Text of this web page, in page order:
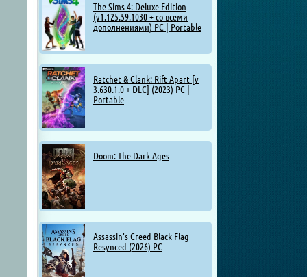
The Sims 4: Deluxe Edition
(v1.125.59.1030 + со всеми
дополнениями) PC | Portable
Ratchet & Clank: Rift Apart [v
3.630.1.0 + DLC] (2023) PC |
Portable
Doom: The Dark Ages
Assassin's Creed Black Flag
Resynced (2026) PC